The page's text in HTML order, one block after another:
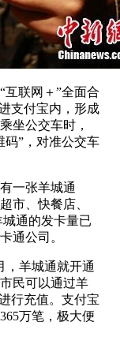
联网＋”全面合
支付宝内，形成
坐公交车时，
码”，对准公交车
一张羊城通
市、快餐店、
通的发卡量已
通公司。
羊城通就开通
民可以通过羊
行充值。支付宝
万笔，极大便